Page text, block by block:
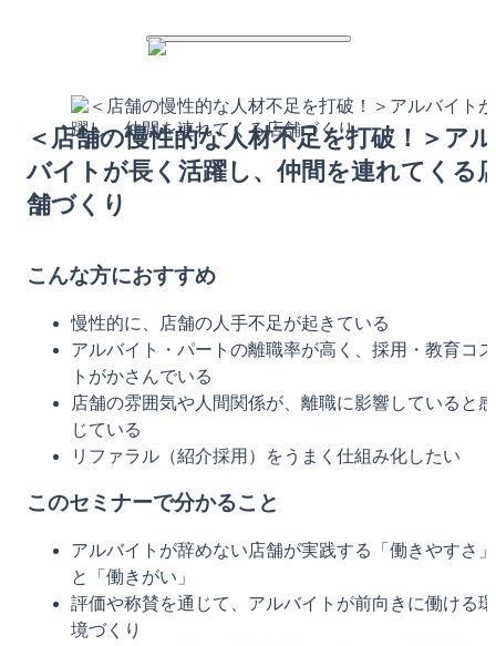
＜店舗の慢性的な人材不足を打破！＞アル
バイトが長く活躍し、仲間を連れてくる
舗づくり
こんな方におすすめ
慢性的に、店舗の人手不足が起きている
アルバイト・パートの離職率が高く、採用・教育コス
トがかさんでいる
店舗の雰囲気や人間関係が、離職に影響していると感
じている
リファラル（紹介採用）をうまく仕組み化したい
このセミナーで分かること
アルバイトが辞めない店舗が実践する「働きやすさ」
と「働きがい」
評価や称賛を通じて、アルバイトが前向きに働ける環
境づくり